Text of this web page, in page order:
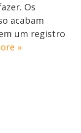
Os
acabam
um registro
»